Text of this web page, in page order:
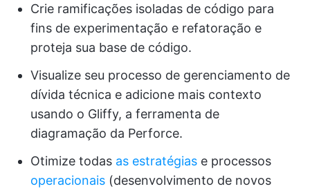
Crie ramificações isoladas de código para
fins de experimentação e refatoração e
proteja sua base de código.
Visualize seu processo de gerenciamento de
dívida técnica e adicione mais contexto
usando o Gliffy, a ferramenta de
diagramação da Perforce.
Otimize todas as estratégias e processos
operacionais (desenvolvimento de novos